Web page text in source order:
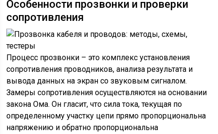
Особенности прозвонки и проверки
сопротивления
Процесс прозвонки – это комплекс установления
сопротивления проводников, анализа результата и
вывода данных на экран со звуковым сигналом.
Замеры сопротивления осуществляются на основании
закона Ома. Он гласит, что сила тока, текущая по
определенному участку цепи прямо пропорциональна
напряжению и обратно пропорциональна